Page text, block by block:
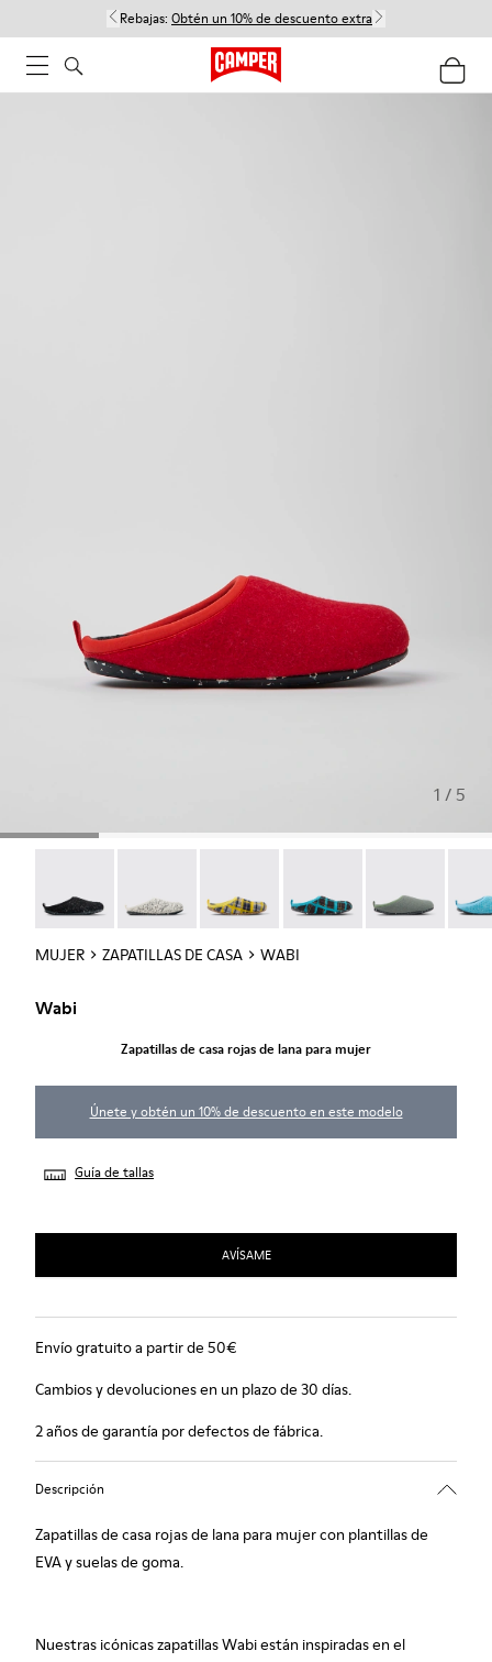
Rebajas: Obtén un 10% de descuento extra
1 / 5
MUJER ZAPATILLAS DE CASA WABI
Wabi
Zapatillas de casa rojas de lana para mujer
Únete y obtén un 10% de descuento en este modelo
Guía de tallas
AVÍSAME
Envío gratuito a partir de 50€
Cambios y devoluciones en un plazo de 30 días.
2 años de garantía por defectos de fábrica.
Descripción
Zapatillas de casa rojas de lana para mujer con plantillas de
EVA y suelas de goma.
Nuestras icónicas zapatillas Wabi están inspiradas en el